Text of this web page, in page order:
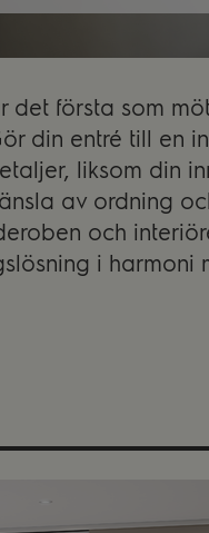
det första som
din entré till en
liksom din
av ordning
och
i harmoni